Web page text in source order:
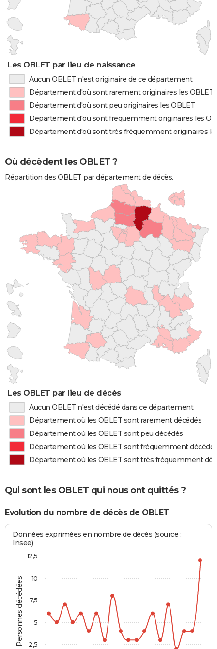
Les OBLET par lieu de naissance
Aucun OBLET n'est originaire de ce département
Département d'où sont rarement originaires les OBLET
Département d'où sont peu originaires les OBLET
Département d'où sont fréquemment originaires les
Département d'où sont très fréquemment originaires
Où décèdent les OBLET ?
Répartition des OBLET par département de décès.
Les OBLET par lieu de décès
Aucun OBLET n'est décédé dans ce département
Département où les OBLET sont rarement décédés
Département où les OBLET sont peu décédés
Département où les OBLET sont fréquemment
Département où les OBLET sont très fréquemment
Qui sont les OBLET qui nous ont quittés ?
Evolution du nombre de décès de OBLET
Personnes décédées
Données exprimées en nombre de décès (source :
Insee)
2,5
5
7,5
10
12,5